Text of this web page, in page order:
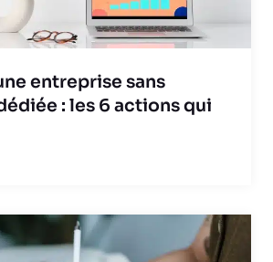
entreprise sans
: les 6 actions qui